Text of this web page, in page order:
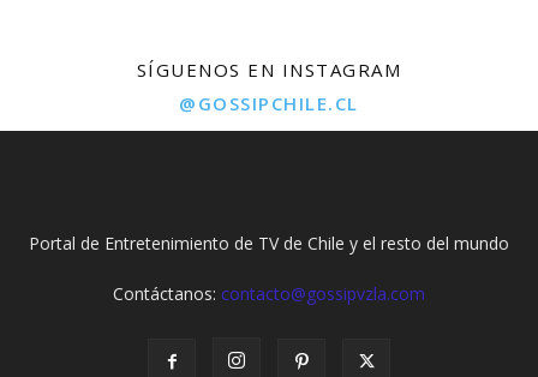
SÍGUENOS EN INSTAGRAM
@GOSSIPCHILE.CL
Portal de Entretenimiento de TV de Chile y el resto del mundo
Contáctanos: contacto@gossipvzla.com